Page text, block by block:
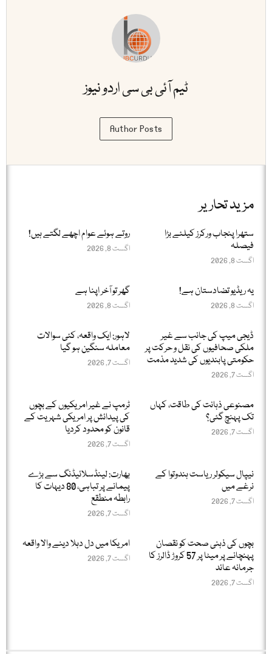
ٹیم آئی بی سی اردو نیوز
Author Posts
مزید تحاریر
ستھرا پنجاب ورکرز کیلئے بڑا
فیصلہ
اگست 8, 2026
روتے ہوئے عوام اچھے لگتے ہیں!
اگست 8, 2026
یہ ریڈیو تضادستان ہے!
اگست 8, 2026
گھر تو آخر اپنا ہے
اگست 8, 2026
ڈیجی میپ کی جانب سے غیر
ملکی صحافیوں کی نقل و حرکت پر
حکومتی پابندیوں کی شدید مذمت
اگست 7, 2026
لاہور: ایک واقعہ، کئی سوالات
معاملہ سنگین ہو گیا
اگست 7, 2026
مصنوعی ذہانت کی طاقت، کہاں
تک پہنچ گئی؟
اگست 7, 2026
ٹرمپ نے غیر امریکیوں کے بچوں
کی پیدائش پر امریکی شہریت کے
قانون کو محدود کردیا
اگست 7, 2026
نیپال سیکولر ریاست ہندوتوا کے
نرغے میں
اگست 7, 2026
بھارت: لینڈسلائیڈنگ سے بڑے
پیمانے پر تباہی، 80 دیہات کا
رابطہ منطقع
اگست 7, 2026
بچوں کی ذہنی صحت کو نقصان
پہنچانے پر میٹا پر 57 کروڑ ڈالرز کا
جرمانہ عائد
اگست 7, 2026
امریکا میں دل دہلا دینے والا واقعہ
اگست 7, 2026